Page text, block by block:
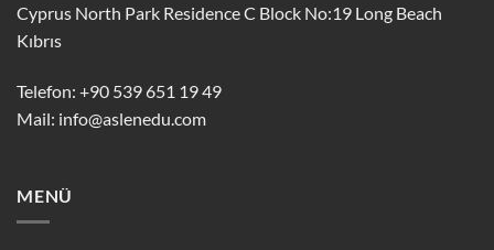
Cyprus North Park Residence C Block No:19 Long Beach
Kıbrıs
Telefon: +90 539 651 19 49
Mail: info@aslenedu.com
MENÜ